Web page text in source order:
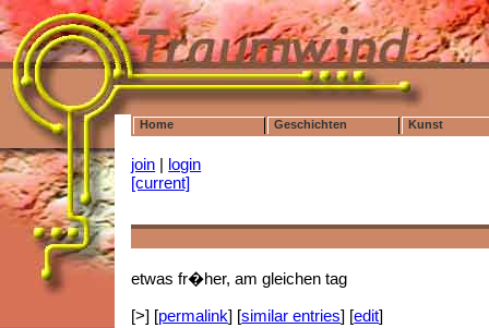
Home Geschichten Kunst
join | login
[current]
etwas fr�her, am gleichen tag
[>] [permalink] [similar entries] [edit]